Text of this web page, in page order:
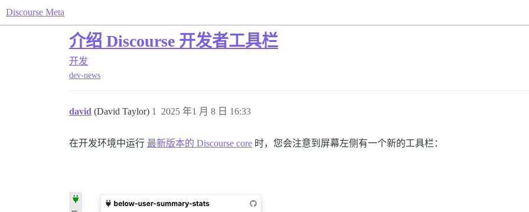
Discourse Meta
介绍 Discourse 开发者工具栏
开发
dev-news
david (David Taylor) 2025 年1 月 8 日 16:33
1
在开发环境中运行 最新版本的 Discourse core 时，您会注意到屏幕左侧有一个新的工具栏：